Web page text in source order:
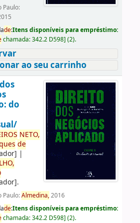
Paulo:
de:Itens disponíveis para empréstimo:
chamada:342.2 D598] (2).
ao seu carrinho
do
IROS NETO,
de
|
.
Paulo:Almedina,2016
de:Itens disponíveis para empréstimo:
chamada:342.2 D598] (2).